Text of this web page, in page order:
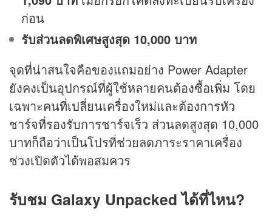
ก่อน
รับส่วนลดพิเศษสูงสุด 10,000 บาท
จุดที่น่าสนใจคือของแถมอย่าง Power Adapter
ยังคงเป็นอุปกรณ์ที่ผู้ใช้หลายคนต้องซื้อเพิ่ม โดย
เฉพาะคนที่เปลี่ยนเครื่องใหม่และต้องการหัว
ชาร์จที่รองรับการชาร์จเร็ว ส่วนลดสูงสุด 10,000
บาทก็ถือว่าเป็นโปรที่ช่วยลดภาระราคาเครื่อง
ช่วงเปิดตัวได้พอสมควร
รับชม Galaxy Unpacked ได้ที่ไหน?